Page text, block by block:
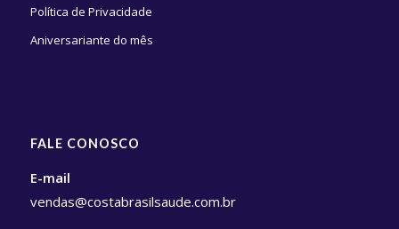
Política de Privacidade
Aniversariante do mês
FALE CONOSCO
E-mail
vendas@costabrasilsaude.com.br